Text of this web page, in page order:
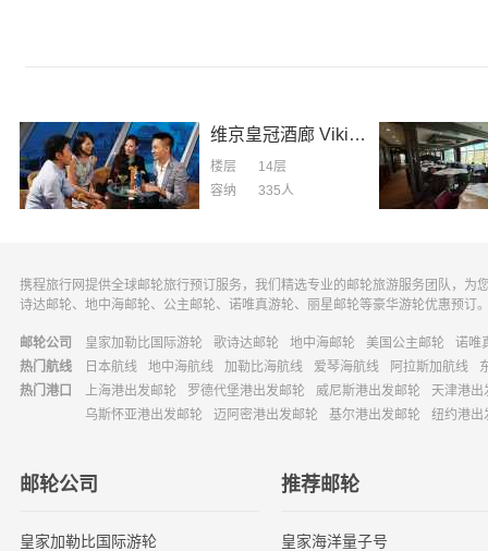
维京皇冠酒廊 Viking Crown Louge
楼层
14层
容纳
335人
携程旅行网提供全球邮轮旅行预订服务，我们精选专业的邮轮旅游服务团队，
诗达邮轮、地中海邮轮、公主邮轮、诺唯真游轮、丽星邮轮等豪华游轮优惠预订
邮轮公司 皇家加勒比国际游轮 歌诗达邮轮 地中海邮轮 美国公主邮轮
诺唯
热门航线
日本航线 地中海航线 加勒比海航线 爱琴海航线 阿拉斯加航线
热门港口
上海港出发邮轮 罗德代堡港出发邮轮 威尼斯港出发邮轮
天津港出
乌斯怀亚港出发邮轮
迈阿密港出发邮轮 基尔港出发邮轮 纽约港出
邮轮公司
皇家加勒比国际游轮
推荐邮轮
皇家海洋量子号